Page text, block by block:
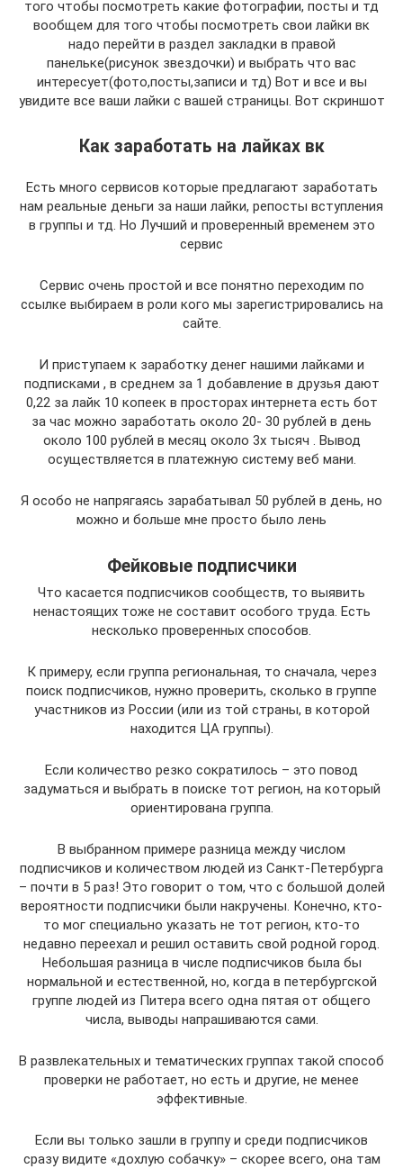
того чтобы посмотреть какие фотографии, посты и тд
вообщем для того чтобы посмотреть свои лайки вк
надо перейти в раздел закладки в правой
панельке(рисунок звездочки) и выбрать что вас
интересует(фото,посты,записи и тд) Вот и все и вы
увидите все ваши лайки с вашей страницы. Вот скриншот
Как заработать на лайках вк
Есть много сервисов которые предлагают заработать
нам реальные деньги за наши лайки, репосты вступления
в группы и тд. Но Лучший и проверенный временем это
сервис
Сервис очень простой и все понятно переходим по
ссылке выбираем в роли кого мы зарегистрировались на
сайте.
И приступаем к заработку денег нашими лайками и
подписками , в среднем за 1 добавление в друзья дают
0,22 за лайк 10 копеек в просторах интернета есть бот
за час можно заработать около 20- 30 рублей в день
около 100 рублей в месяц около 3х тысяч . Вывод
осуществляется в платежную систему веб мани.
Я особо не напрягаясь зарабатывал 50 рублей в день, но
можно и больше мне просто было лень
Фейковые подписчики
Что касается подписчиков сообществ, то выявить
ненастоящих тоже не составит особого труда. Есть
несколько проверенных способов.
К примеру, если группа региональная, то сначала, через
поиск подписчиков, нужно проверить, сколько в группе
участников из России (или из той страны, в которой
находится ЦА группы).
Если количество резко сократилось – это повод
задуматься и выбрать в поиске тот регион, на который
ориентирована группа.
В выбранном примере разница между числом
подписчиков и количеством людей из Санкт-Петербурга
– почти в 5 раз! Это говорит о том, что с большой долей
вероятности подписчики были накручены. Конечно, кто-
то мог специально указать не тот регион, кто-то
недавно переехал и решил оставить свой родной город.
Небольшая разница в числе подписчиков была бы
нормальной и естественной, но, когда в петербургской
группе людей из Питера всего одна пятая от общего
числа, выводы напрашиваются сами.
В развлекательных и тематических группах такой способ
проверки не работает, но есть и другие, не менее
эффективные.
Если вы только зашли в группу и среди подписчиков
сразу видите «дохлую собачку» – скорее всего, она там